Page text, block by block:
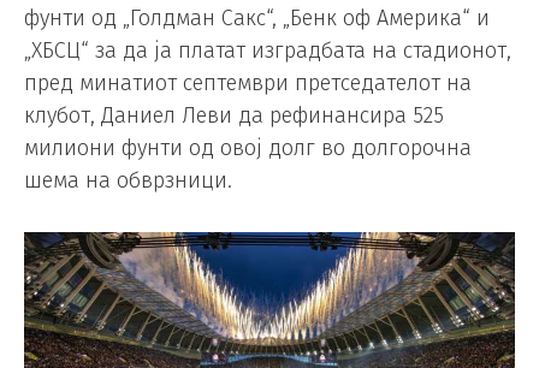
фунти од „Голдман Сакс“, „Бенк оф Америка“ и
„ХБСЦ“ за да ја платат изградбата на стадионот,
пред минатиот септември претседателот на
клубот, Даниел Леви да рефинансира 525
милиони фунти од овој долг во долгорочна
шема на обврзници.